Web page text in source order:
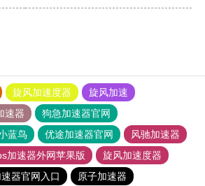
旋风加速度器
旋风加速
速器
狗急加速器官网
蓝鸟 优途加速器官网
风驰加速器
加速器外网苹果版
旋风加速度器
器官网入口
原子加速器